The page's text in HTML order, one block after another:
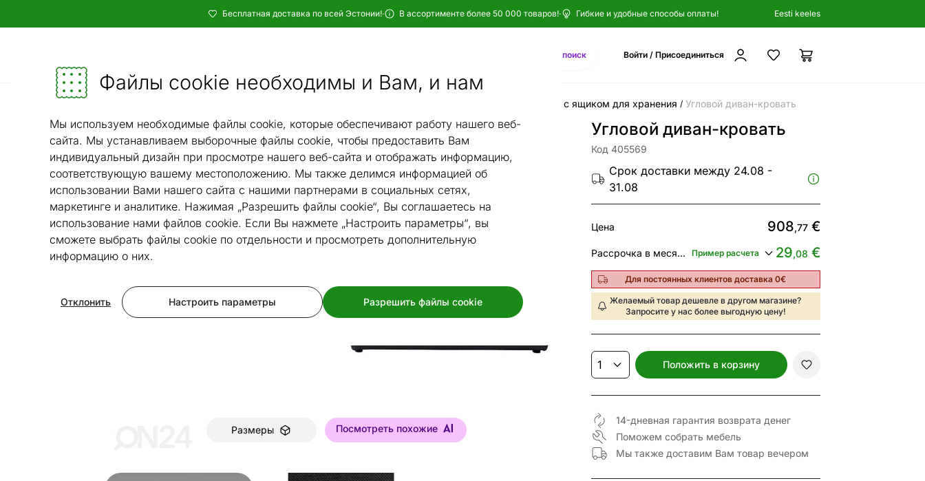
Файлы cookie необходимы и Вам, и нам
Мы используем необходимые файлы cookie, которые обеспечивают работу нашего веб-
сайта. Мы устанавливаем выборочные файлы cookie, чтобы предоставить Вам
индивидуальный дизайн при просмотре нашего веб-сайта и отображать информацию,
соответствующую вашему местоположению. Мы также делимся информацией об
использовании Вами нашего сайта с нашими партнерами в социальных сетях,
маркетинге и аналитике. Нажимая „Разрешить файлы cookie“, Вы соглашаетесь на
использование нами файлов cookie. Если Вы нажмете „Настроить параметры“, вы
сможете выбрать файлы cookie по отдельности и просмотреть дополнительную
информацию о них.
Настроить параметры Разрешить файлы cookie
Отклонить
Бесплатная доставка по всей Эстонии!· В ассортименте более 50 000 товаров!· Гибкие и удобные способы оплаты! Eesti keeles
Мебель и убранство - ON24
AI-поиск Войти / Присоединиться
Угловые диваны-кровати с ящиком для хранения / Угловой диван-кровать
Размеры Посмотреть похожие
Угловой диван-кровать
Код 405569
Срок доставки между 24.08 -
31.08
Цена 908,77€
Рассрочка в месяц от Пример расчета 29,08 €
Для постоянных клиентов доставка 0€
Желаемый товар дешевле в другом магазине?
Запросите у нас более выгодную цену!
Положить в корзину
14-дневная гарантия возврата денег
Поможем собрать мебель
Мы также доставим Вам товар вечером